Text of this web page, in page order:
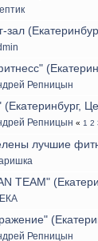
зал
Репницын
Репницын « 1 2
лучшие
TEAM"
Репницын